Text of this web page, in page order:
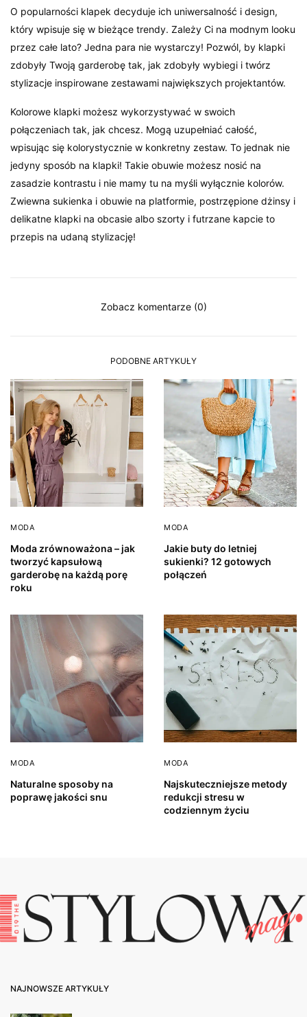
O popularności klapek decyduje ich uniwersalność i design,
który wpisuje się w bieżące trendy. Zależy Ci na modnym looku
przez całe lato? Jedna para nie wystarczy! Pozwól, by klapki
zdobyły Twoją garderobę tak, jak zdobyły wybiegi i twórz
stylizacje inspirowane zestawami największych projektantów.
Kolorowe klapki możesz wykorzystywać w swoich
połączeniach tak, jak chcesz. Mogą uzupełniać całość,
wpisując się kolorystycznie w konkretny zestaw. To jednak nie
jedyny sposób na klapki! Takie obuwie możesz nosić na
zasadzie kontrastu i nie mamy tu na myśli wyłącznie kolorów.
Zwiewna sukienka i obuwie na platformie, postrzępione dżinsy i
delikatne klapki na obcasie albo szorty i futrzane kapcie to
przepis na udaną stylizację!
Zobacz komentarze (0)
PODOBNE ARTYKUŁY
MODA
Moda zrównoważona – jak
tworzyć kapsułową
garderobę na każdą porę
roku
MODA
Jakie buty do letniej
sukienki? 12 gotowych
połączeń
MODA
Naturalne sposoby na
poprawę jakości snu
MODA
Najskuteczniejsze metody
redukcji stresu w
codziennym życiu
NAJNOWSZE ARTYKUŁY